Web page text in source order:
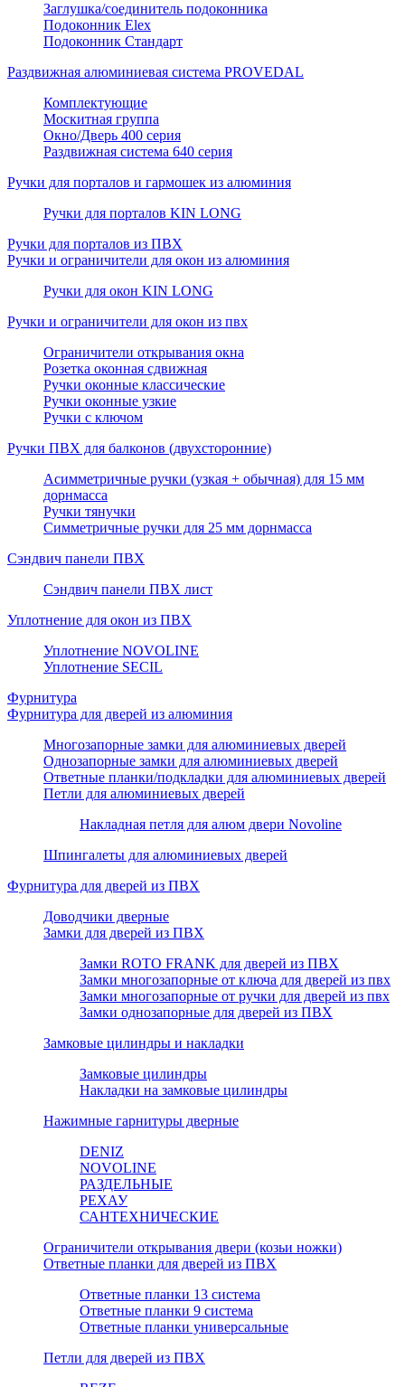
Заглушка/соединитель подоконника
Подоконник Elex
Подоконник Стандарт
Раздвижная алюминиевая система PROVEDAL
Комплектующие
Москитная группа
Окно/Дверь 400 серия
Раздвижная система 640 серия
Ручки для порталов и гармошек из алюминия
Ручки для порталов KIN LONG
Ручки для порталов из ПВХ
Ручки и ограничители для окон из алюминия
Ручки для окон KIN LONG
Ручки и ограничители для окон из пвх
Ограничители открывания окна
Розетка оконная сдвижная
Ручки оконные классические
Ручки оконные узкие
Ручки с ключом
Ручки ПВХ для балконов (двухсторонние)
Асимметричные ручки (узкая + обычная) для 15 мм
дорнмасса
Ручки тянучки
Симметричные ручки для 25 мм дорнмасса
Сэндвич панели ПВХ
Сэндвич панели ПВХ лист
Уплотнение для окон из ПВХ
Уплотнение NOVOLINE
Уплотнение SECIL
Фурнитура
Фурнитура для дверей из алюминия
Многозапорные замки для алюминиевых дверей
Однозапорные замки для алюминиевых дверей
Ответные планки/подкладки для алюминиевых дверей
Петли для алюминиевых дверей
Накладная петля для алюм двери Novoline
Шпингалеты для алюминиевых дверей
Фурнитура для дверей из ПВХ
Доводчики дверные
Замки для дверей из ПВХ
Замки ROTO FRANK для дверей из ПВХ
Замки многозапорные от ключа для дверей из пвх
Замки многозапорные от ручки для дверей из пвх
Замки однозапорные для дверей из ПВХ
Замковые цилиндры и накладки
Замковые цилиндры
Накладки на замковые цилиндры
Нажимные гарнитуры дверные
DENIZ
NOVOLINE
РАЗДЕЛЬНЫЕ
РЕХАУ
САНТЕХНИЧЕСКИЕ
Ограничители открывания двери (козьи ножки)
Ответные планки для дверей из ПВХ
Ответные планки 13 система
Ответные планки 9 система
Ответные планки универсальные
Петли для дверей из ПВХ